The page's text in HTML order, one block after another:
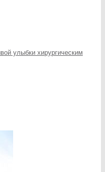
улыбки хирургическим